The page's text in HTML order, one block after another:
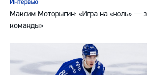
Максим Моторыгин: «Игра на «ноль» —
команды»